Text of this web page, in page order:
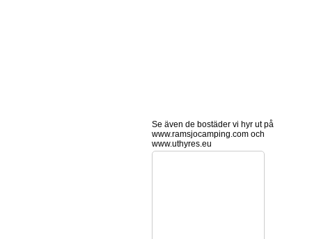
Se även de bostäder vi hyr ut på
www.ramsjocamping.com och
www.uthyres.eu